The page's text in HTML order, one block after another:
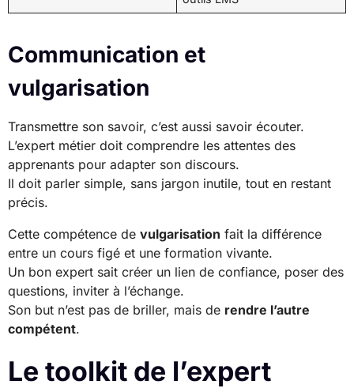
Communication et
vulgarisation
Transmettre son savoir, c’est aussi savoir écouter.
L’expert métier doit comprendre les attentes des
apprenants pour adapter son discours.
Il doit parler simple, sans jargon inutile, tout en restant
précis.
Cette compétence de vulgarisation fait la différence
entre un cours figé et une formation vivante.
Un bon expert sait créer un lien de confiance, poser des
questions, inviter à l’échange.
Son but n’est pas de briller, mais de rendre l’autre
compétent.
Le toolkit de l’expert